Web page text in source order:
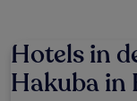
Hotels in
Hakuba in